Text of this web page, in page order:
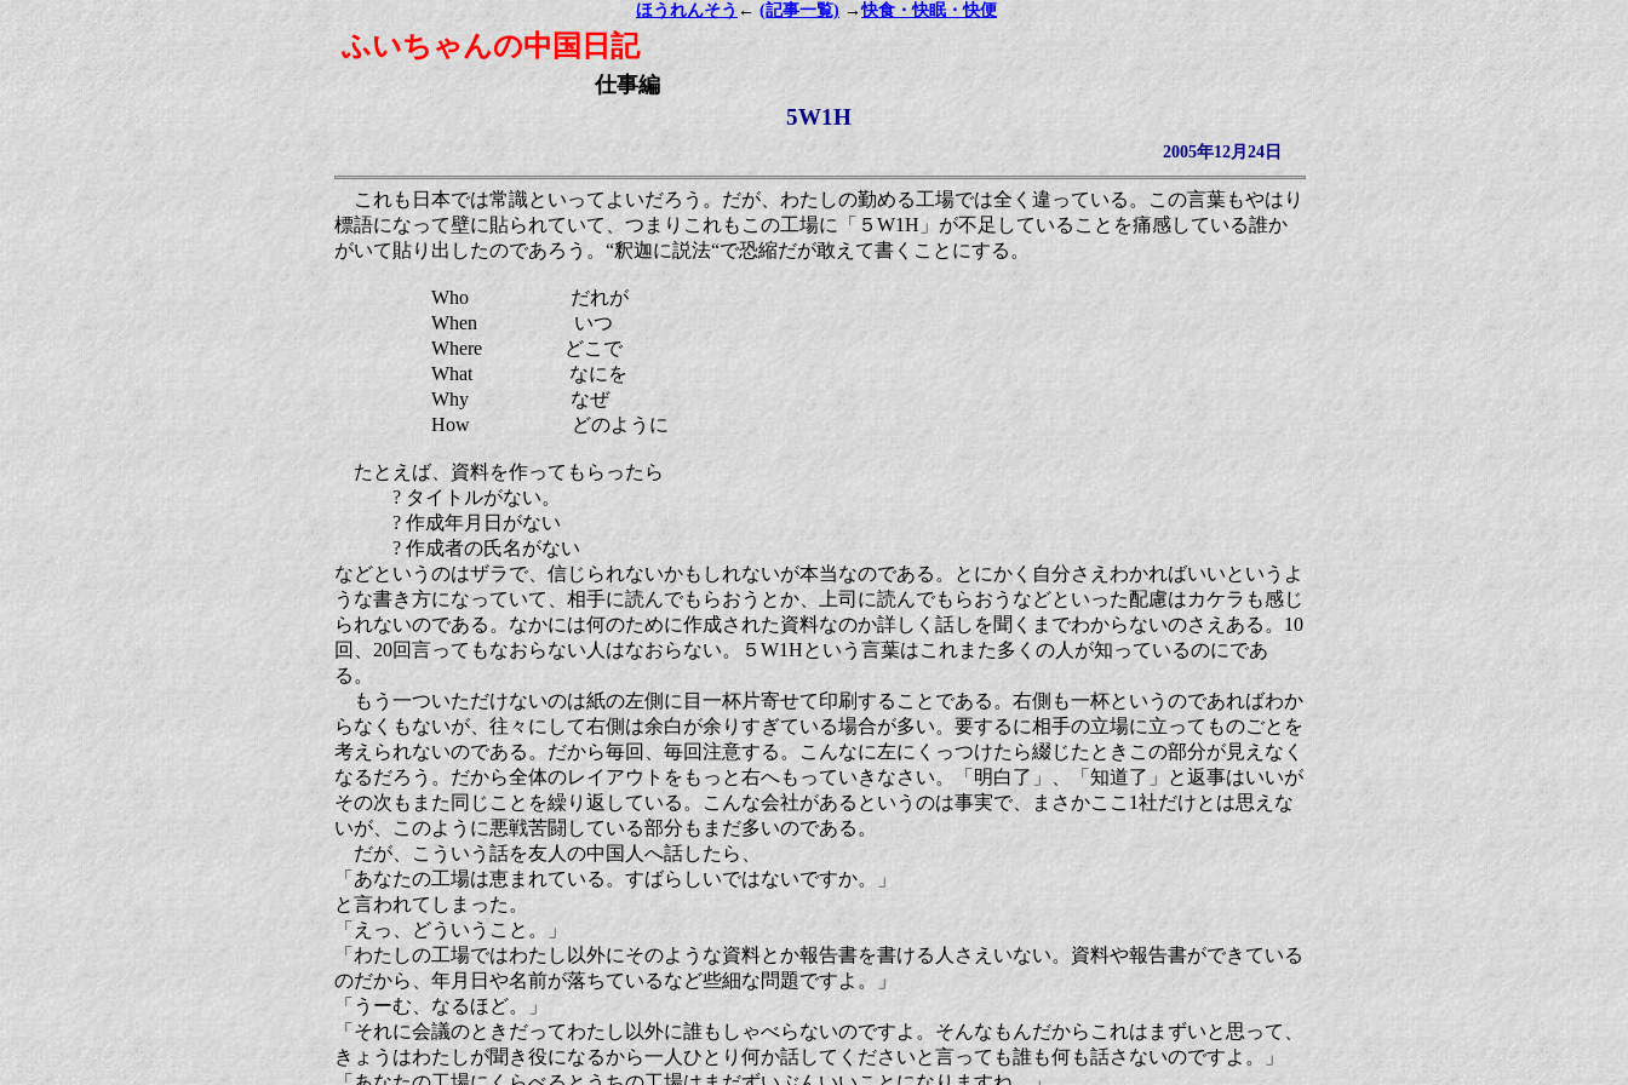
ほうれんそう ← (記事一覧) →快食・快眠・快便
ふいちゃんの中国日記
仕事編
5W1H
2005年12月24日
これも日本では常識といってよいだろう。だが、わたしの勤める工場では全く違っている。この言葉もやはり
標語になって壁に貼られていて、つまりこれもこの工場に「５W1H」が不足していることを痛感している誰か
がいて貼り出したのであろう。“釈迦に説法“で恐縮だが敢えて書くことにする。
Who だれが
When いつ
Where どこで
What なにを
Why なぜ
How どのように
たとえば、資料を作ってもらったら
? タイトルがない。
? 作成年月日がない
? 作成者の氏名がない
などというのはザラで、信じられないかもしれないが本当なのである。とにかく自分さえわかればいいというよ
うな書き方になっていて、相手に読んでもらおうとか、上司に読んでもらおうなどといった配慮はカケラも感じ
られないのである。なかには何のために作成された資料なのか詳しく話しを聞くまでわからないのさえある。10
回、20回言ってもなおらない人はなおらない。５W1Hという言葉はこれまた多くの人が知っているのにであ
る。
もう一ついただけないのは紙の左側に目一杯片寄せて印刷することである。右側も一杯というのであればわか
らなくもないが、往々にして右側は余白が余りすぎている場合が多い。要するに相手の立場に立ってものごとを
考えられないのである。だから毎回、毎回注意する。こんなに左にくっつけたら綴じたときこの部分が見えなく
なるだろう。だから全体のレイアウトをもっと右へもっていきなさい。「明白了」、「知道了」と返事はいいが
その次もまた同じことを繰り返している。こんな会社があるというのは事実で、まさかここ1社だけとは思えな
いが、このように悪戦苦闘している部分もまだ多いのである。
だが、こういう話を友人の中国人へ話したら、
「あなたの工場は恵まれている。すばらしいではないですか。」
と言われてしまった。
「えっ、どういうこと。」
「わたしの工場ではわたし以外にそのような資料とか報告書を書ける人さえいない。資料や報告書ができている
のだから、年月日や名前が落ちているなど些細な問題ですよ。」
「うーむ、なるほど。」
「それに会議のときだってわたし以外に誰もしゃべらないのですよ。そんなもんだからこれはまずいと思って、
きょうはわたしが聞き役になるから一人ひとり何か話してくださいと言っても誰も何も話さないのですよ。」